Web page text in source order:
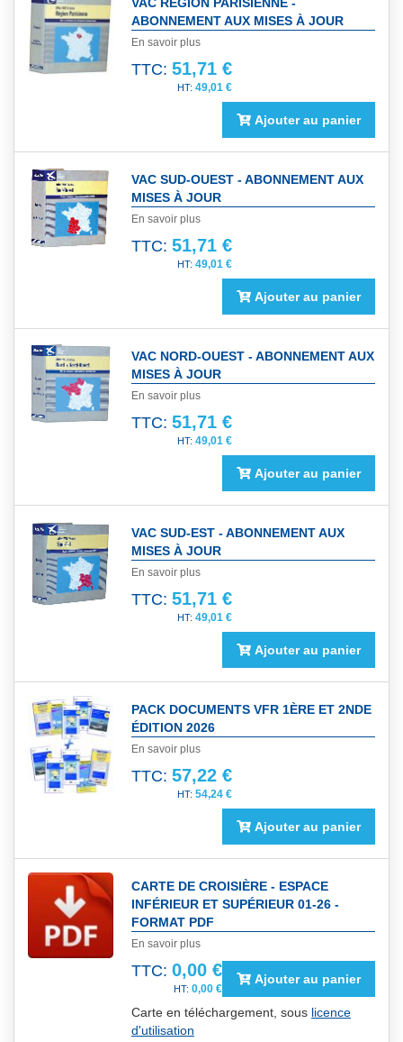
ABONNEMENT AUX MISES À JOUR
En savoir plus
TTC: 51,71 €
49,01 €
Ajouter au panier
VAC SUD-OUEST - ABONNEMENT AUX
MISES À JOUR
En savoir plus
TTC: 51,71 €
49,01 €
Ajouter au panier
VAC NORD-OUEST - ABONNEMENT AUX
MISES À JOUR
En savoir plus
TTC: 51,71 €
49,01 €
Ajouter au panier
VAC SUD-EST - ABONNEMENT AUX
MISES À JOUR
En savoir plus
TTC: 51,71 €
49,01 €
Ajouter au panier
PACK DOCUMENTS VFR 1ÈRE ET 2NDE
ÉDITION 2026
En savoir plus
TTC: 57,22 €
54,24 €
Ajouter au panier
CARTE DE CROISIÈRE - ESPACE
INFÉRIEUR ET SUPÉRIEUR 01-26 -
FORMAT PDF
En savoir plus
TTC: 0,00 €
0,00 €
Ajouter au panier
Carte en téléchargement, sous licence
d'utilisation